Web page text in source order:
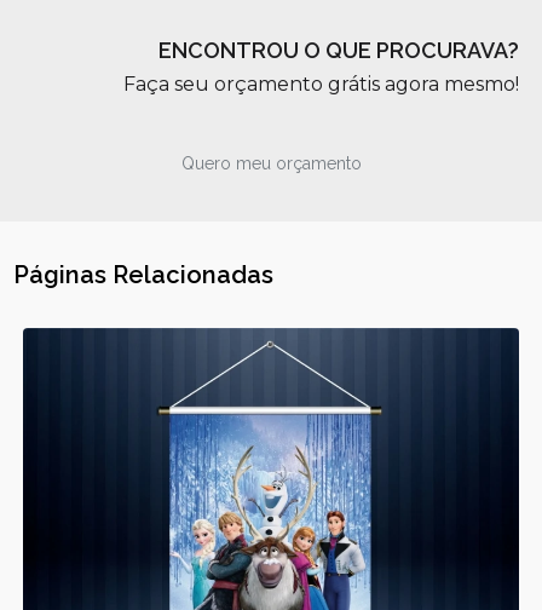
ENCONTROU O QUE PROCURAVA?
Faça seu orçamento grátis agora mesmo!
Quero meu orçamento
Páginas Relacionadas